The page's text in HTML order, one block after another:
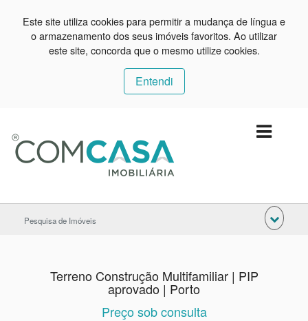
Este site utiliza cookies para permitir a mudança de língua e
o armazenamento dos seus imóveis favoritos. Ao utilizar
este site, concorda que o mesmo utilize cookies.
Entendi
Pesquisa de Imóveis
Terreno Construção Multifamiliar | PIP
aprovado | Porto
Preço sob consulta